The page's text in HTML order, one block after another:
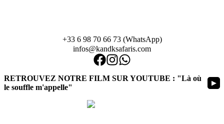
+33 6 98 70 66 73 (WhatsApp)
infos@kandksafaris.com
RETROUVEZ NOTRE FILM SUR YOUTUBE : "Là où
le souffle m'appelle"
▶